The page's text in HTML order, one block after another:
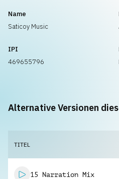
Name
Saticoy Music
IPI
469655796
Alternative Versionen
TITEL
15 Narration Mix